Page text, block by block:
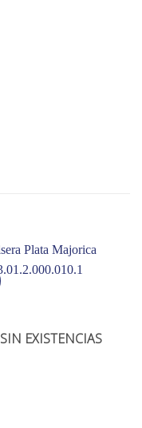
SIN EXISTENCIAS